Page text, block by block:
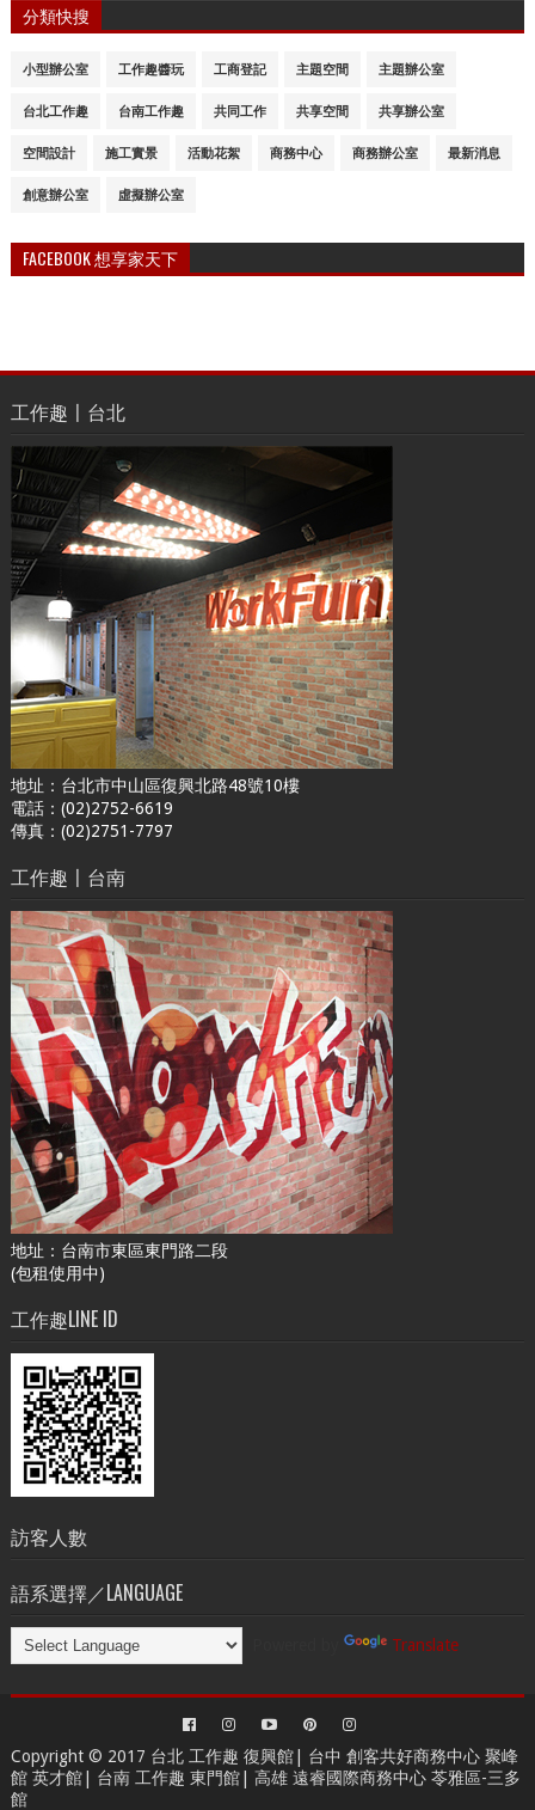
分類快搜
小型辦公室 工作趣醬玩 工商登記 主題空間 主題辦公室
台北工作趣 台南工作趣 共同工作 共享空間 共享辦公室
空間設計 施工實景 活動花絮 商務中心 商務辦公室 最新消息
創意辦公室 虛擬辦公室
FACEBOOK 想享家天下
工作趣〡台北
地址：台北市中山區復興北路48號10樓
電話：(02)2752-6619
傳真：(02)2751-7797
工作趣〡台南
地址：台南市東區東門路二段
(包租使用中)
工作趣LINE ID
訪客人數
語系選擇／LANGUAGE
Translate
Copyright © 2017 台北 工作趣 復興館| 台中 創客共好商務中心聚峰
館 英才館| 台南 工作趣 東門館| 高雄 遠睿國際商務中心苓雅區-三多
館